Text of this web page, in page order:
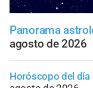
Panorama
agosto de 2026
Horóscopo del día